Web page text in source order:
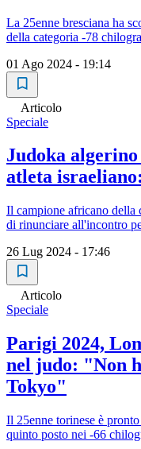
La 25enne bresciana ha
della categoria -78
01 Ago 2024 - 19:14
Articolo
Speciale
Judoka
atleta
Il campione africano della
di rinunciare all'incontro
26 Lug 2024 - 17:46
Articolo
Speciale
Parigi 2024,
nel judo: "Non
Tokyo"
Il 25enne torinese è
quinto posto nei -66